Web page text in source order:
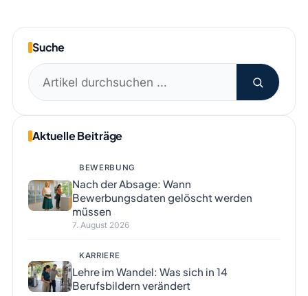
Suche
Suchen
nach:
Aktuelle Beiträge
BEWERBUNG
Nach der Absage: Wann
Bewerbungsdaten gelöscht werden
müssen
7. August 2026
KARRIERE
Lehre im Wandel: Was sich in 14
Berufsbildern verändert